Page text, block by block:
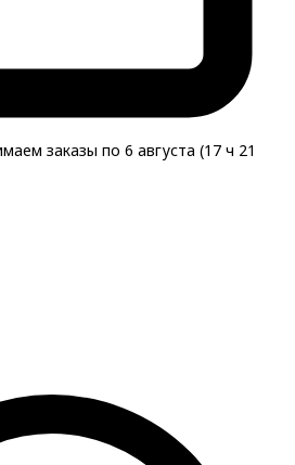
заказы по 6 августа (17 ч 21